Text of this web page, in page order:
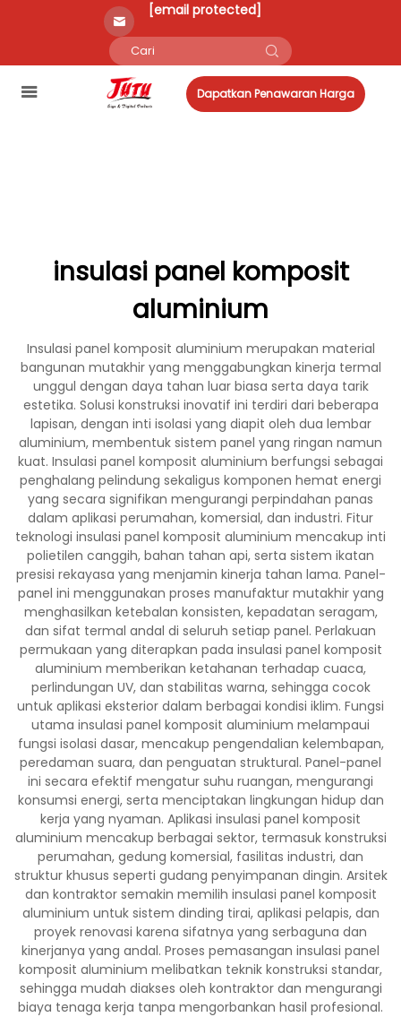
[email protected]
Dapatkan Penawaran Harga
insulasi panel komposit
aluminium
Insulasi panel komposit aluminium merupakan material
bangunan mutakhir yang menggabungkan kinerja termal
unggul dengan daya tahan luar biasa serta daya tarik
estetika. Solusi konstruksi inovatif ini terdiri dari beberapa
lapisan, dengan inti isolasi yang diapit oleh dua lembar
aluminium, membentuk sistem panel yang ringan namun
kuat. Insulasi panel komposit aluminium berfungsi sebagai
penghalang pelindung sekaligus komponen hemat energi
yang secara signifikan mengurangi perpindahan panas
dalam aplikasi perumahan, komersial, dan industri. Fitur
teknologi insulasi panel komposit aluminium mencakup inti
polietilen canggih, bahan tahan api, serta sistem ikatan
presisi rekayasa yang menjamin kinerja tahan lama. Panel-
panel ini menggunakan proses manufaktur mutakhir yang
menghasilkan ketebalan konsisten, kepadatan seragam,
dan sifat termal andal di seluruh setiap panel. Perlakuan
permukaan yang diterapkan pada insulasi panel komposit
aluminium memberikan ketahanan terhadap cuaca,
perlindungan UV, dan stabilitas warna, sehingga cocok
untuk aplikasi eksterior dalam berbagai kondisi iklim. Fungsi
utama insulasi panel komposit aluminium melampaui
fungsi isolasi dasar, mencakup pengendalian kelembapan,
peredaman suara, dan penguatan struktural. Panel-panel
ini secara efektif mengatur suhu ruangan, mengurangi
konsumsi energi, serta menciptakan lingkungan hidup dan
kerja yang nyaman. Aplikasi insulasi panel komposit
aluminium mencakup berbagai sektor, termasuk konstruksi
perumahan, gedung komersial, fasilitas industri, dan
struktur khusus seperti gudang penyimpanan dingin. Arsitek
dan kontraktor semakin memilih insulasi panel komposit
aluminium untuk sistem dinding tirai, aplikasi pelapis, dan
proyek renovasi karena sifatnya yang serbaguna dan
kinerjanya yang andal. Proses pemasangan insulasi panel
komposit aluminium melibatkan teknik konstruksi standar,
sehingga mudah diakses oleh kontraktor dan mengurangi
biaya tenaga kerja tanpa mengorbankan hasil profesional.